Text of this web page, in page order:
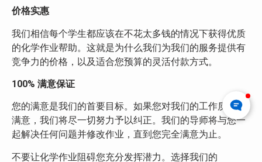
价格实惠
我们相信每个学生都应该在不花太多钱的情况下获得优质
的化学作业帮助。这就是为什么我们为我们的服务提供有
竞争力的价格，以及适合您预算的灵活付款方式。
100% 满意保证
您的满意是我们的首要目标。如果您对我们的工作质量不
满意，我们将尽一切努力予以纠正。我们的导师将与您一
起解决任何问题并修改作业，直到您完全满意为止。
不要让化学作业阻碍您充分发挥潜力。选择我们的